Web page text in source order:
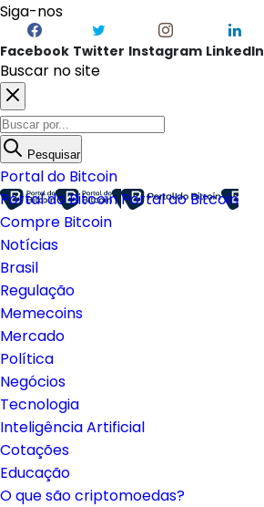
Siga-nos
Facebook Twitter Instagram LinkedIn
Buscar no site
Pesquisar
Portal do Bitcoin
Portal do BitcoinPortal do Bitcoin
Compre Bitcoin
Notícias
Brasil
Regulação
Memecoins
Mercado
Política
Negócios
Tecnologia
Inteligência Artificial
Cotações
Educação
O que são criptomoedas?